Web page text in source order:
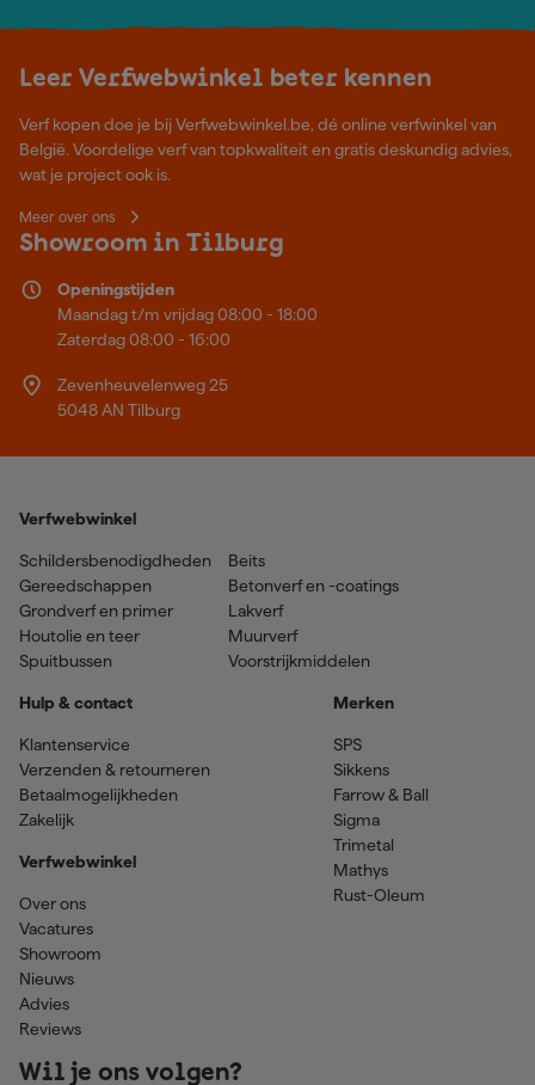
Leer Verfwebwinkel beter kennen
Verf kopen doe je bij Verfwebwinkel.be, dé online verfwinkel van
België. Voordelige verf van topkwaliteit en gratis deskundig advies,
wat je project ook is.
Meer over ons
Showroom in Tilburg
Openingstijden
Maandag t/m vrijdag 08:00 - 18:00
Zaterdag 08:00 - 16:00
Zevenheuvelenweg 25
5048 AN Tilburg
Verfwebwinkel
Schildersbenodigdheden
Gereedschappen
Grondverf en primer
Houtolie en teer
Spuitbussen
Beits
Betonverf en -coatings
Lakverf
Muurverf
Voorstrijkmiddelen
Hulp & contact
Klantenservice
Verzenden & retourneren
Betaalmogelijkheden
Zakelijk
Verfwebwinkel
Over ons
Vacatures
Showroom
Nieuws
Advies
Reviews
Merken
SPS
Sikkens
Farrow & Ball
Sigma
Trimetal
Mathys
Rust-Oleum
Wil je ons volgen?